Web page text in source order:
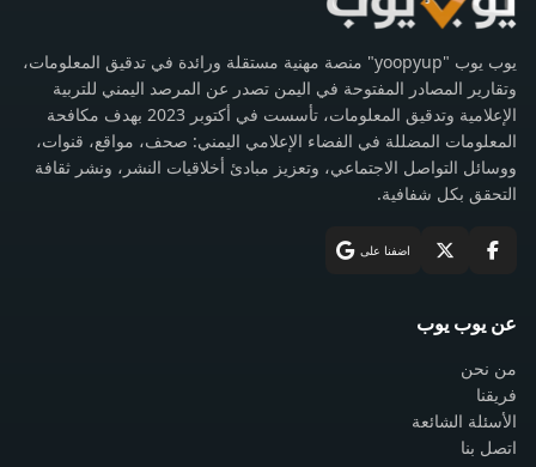
يوب يوب "yoopyup" منصة مهنية مستقلة ورائدة في تدقيق المعلومات،
وتقارير المصادر المفتوحة في اليمن تصدر عن المرصد اليمني للتربية
الإعلامية وتدقيق المعلومات، تأسست في أكتوبر 2023 بهدف مكافحة
المعلومات المضللة في الفضاء الإعلامي اليمني: صحف، مواقع، قنوات،
ووسائل التواصل الاجتماعي، وتعزيز مبادئ أخلاقيات النشر، ونشر ثقافة
التحقق بكل شفافية.
اضفنا على
عن يوب يوب
من نحن
فريقنا
الأسئلة الشائعة
اتصل بنا